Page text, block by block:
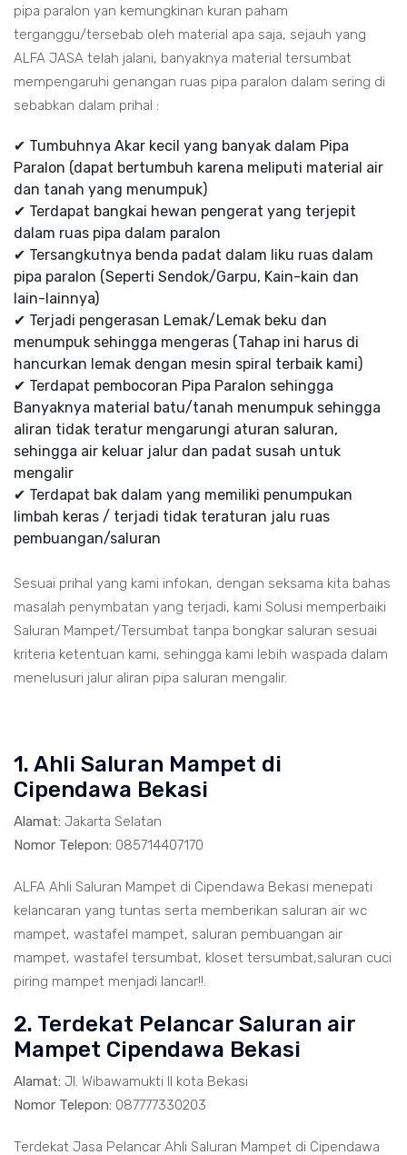
pipa paralon yan kemungkinan kuran paham
terganggu/tersebab oleh material apa saja, sejauh yang
ALFA JASA telah jalani, banyaknya material tersumbat
mempengaruhi genangan ruas pipa paralon dalam sering di
sebabkan dalam prihal :
✔ Tumbuhnya Akar kecil yang banyak dalam Pipa
Paralon (dapat bertumbuh karena meliputi material air
dan tanah yang menumpuk)
✔ Terdapat bangkai hewan pengerat yang terjepit
dalam ruas pipa dalam paralon
✔ Tersangkutnya benda padat dalam liku ruas dalam
pipa paralon (Seperti Sendok/Garpu, Kain-kain dan
lain-lainnya)
✔ Terjadi pengerasan Lemak/Lemak beku dan
menumpuk sehingga mengeras (Tahap ini harus di
hancurkan lemak dengan mesin spiral terbaik kami)
✔ Terdapat pembocoran Pipa Paralon sehingga
Banyaknya material batu/tanah menumpuk sehingga
aliran tidak teratur mengarungi aturan saluran,
sehingga air keluar jalur dan padat susah untuk
mengalir
✔ Terdapat bak dalam yang memiliki penumpukan
limbah keras / terjadi tidak teraturan jalu ruas
pembuangan/saluran
Sesuai prihal yang kami infokan, dengan seksama kita bahas
masalah penymbatan yang terjadi, kami Solusi memperbaiki
Saluran Mampet/Tersumbat tanpa bongkar saluran sesuai
kriteria ketentuan kami, sehingga kami lebih waspada dalam
menelusuri jalur aliran pipa saluran mengalir.
1. Ahli Saluran Mampet di
Cipendawa Bekasi
Alamat: Jakarta Selatan
Nomor Telepon: 085714407170
ALFA Ahli Saluran Mampet di Cipendawa Bekasi menepati
kelancaran yang tuntas serta memberikan saluran air wc
mampet, wastafel mampet, saluran pembuangan air
mampet, wastafel tersumbat, kloset tersumbat,saluran cuci
piring mampet menjadi lancar!!.
2. Terdekat Pelancar Saluran air
Mampet Cipendawa Bekasi
Alamat: Jl. Wibawamukti II kota Bekasi
Nomor Telepon: 087777330203
Terdekat Jasa Pelancar Ahli Saluran Mampet di Cipendawa